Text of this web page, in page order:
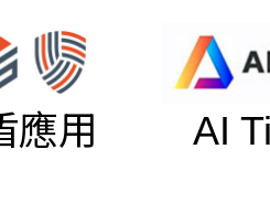
應用 AI